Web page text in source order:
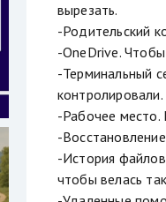
вырезать.
-Родительский
-OneDrive.
-Терминальный
контролировали.
-Рабочее место.
-
-История
чтобы велась